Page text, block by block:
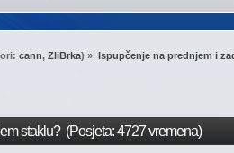
cann,ZliBrka) » Ispupčenje na prednjem i
staklu? (Posjeta: 4727 vremena)